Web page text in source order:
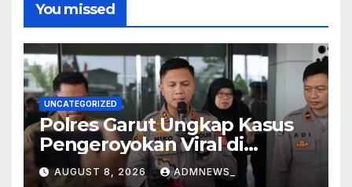
You missed
UNCATEGORIZED
Polres Garut Ungkap Kasus
Pengeroyokan Viral di
Tarogong Kaler, Berawal dari
AUGUST 8, 2026 ADMNEWS_